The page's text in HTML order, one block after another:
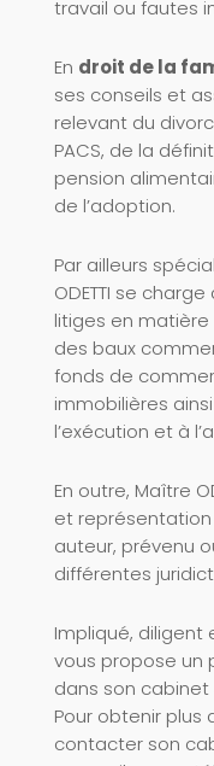
travail ou fautes
En droit de la
ses conseils et
relevant du
PACS, de la
pension
de l’adoption.
Par ailleurs
ODETTI se
litiges en
des baux
fonds de
immobilières
l’exécution et à
En outre, Maître
et
auteur, prévenu
différentes
Impliqué, diligent
vous propose un
dans son cabinet
Pour obtenir plus
contacter son